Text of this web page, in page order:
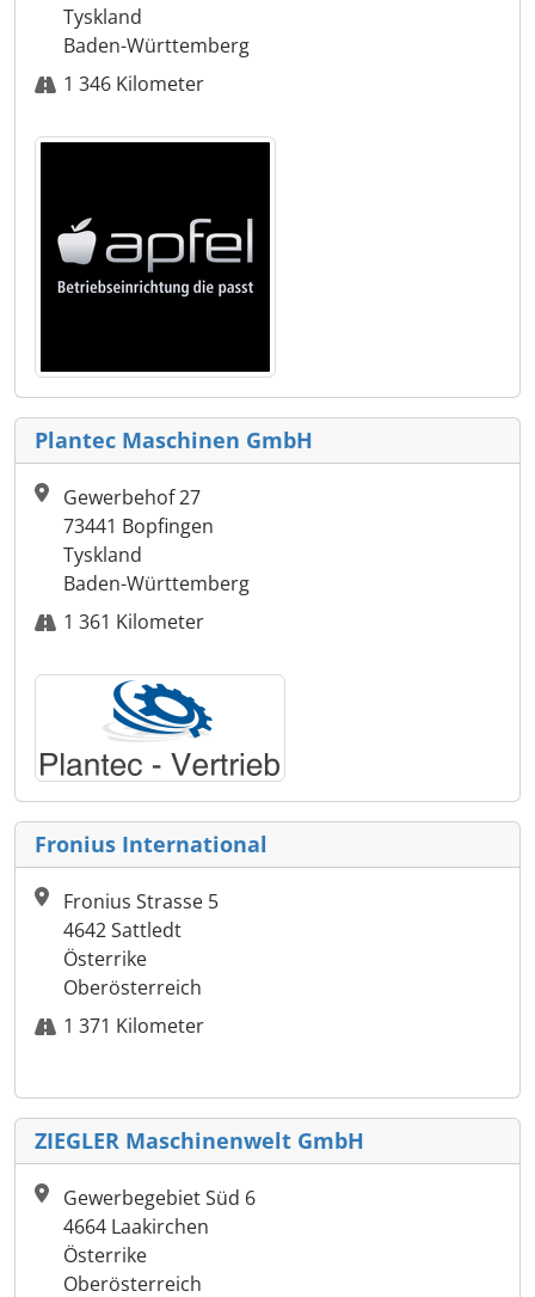
Tyskland
Baden-Württemberg
1 346 Kilometer
Plantec Maschinen GmbH
Gewerbehof 27
73441 Bopfingen
Tyskland
Baden-Württemberg
1 361 Kilometer
Fronius International
Fronius Strasse 5
4642 Sattledt
Österrike
Oberösterreich
1 371 Kilometer
ZIEGLER Maschinenwelt GmbH
Gewerbegebiet Süd 6
4664 Laakirchen
Österrike
Oberösterreich